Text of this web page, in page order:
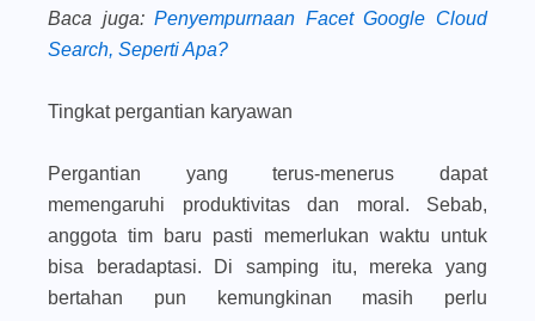
Baca juga: Penyempurnaan Facet Google Cloud
Search, Seperti Apa?
Tingkat pergantian karyawan
Pergantian yang terus-menerus dapat
memengaruhi produktivitas dan moral. Sebab,
anggota tim baru pasti memerlukan waktu untuk
bisa beradaptasi. Di samping itu, mereka yang
bertahan pun kemungkinan masih perlu